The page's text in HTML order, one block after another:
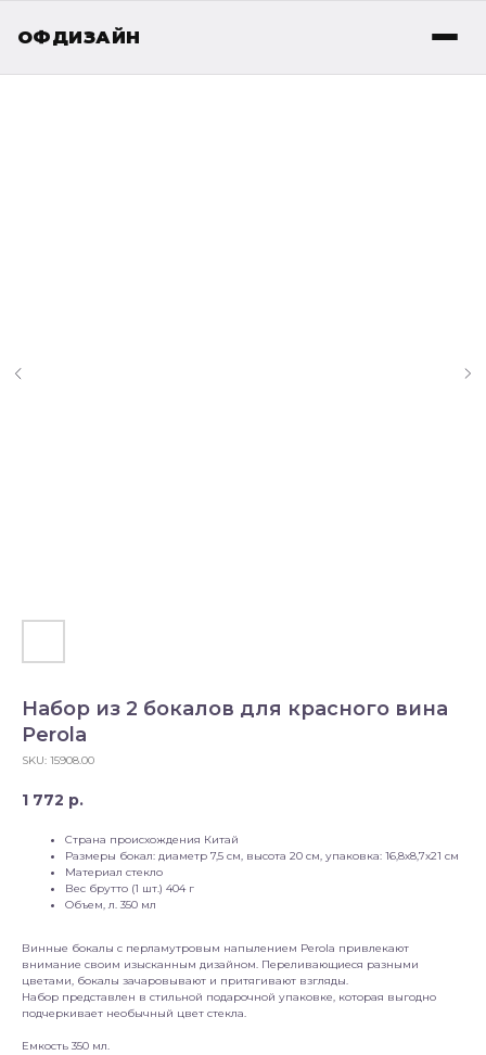
ОФДИЗАЙН
Набор из 2 бокалов для красного вина
Perola
SKU: 15908.00
1 772 р.
Страна происхождения Китай
Размеры бокал: диаметр 7,5 см, высота 20 см, упаковка: 16,8х8,7х21 см
Материал стекло
Вес брутто (1 шт.) 404 г
Объем, л. 350 мл
Винные бокалы с перламутровым напылением Perola привлекают
внимание своим изысканным дизайном. Переливающиеся разными
цветами, бокалы зачаровывают и притягивают взгляды.
Набор представлен в стильной подарочной упаковке, которая выгодно
подчеркивает необычный цвет стекла.
Емкость 350 мл.